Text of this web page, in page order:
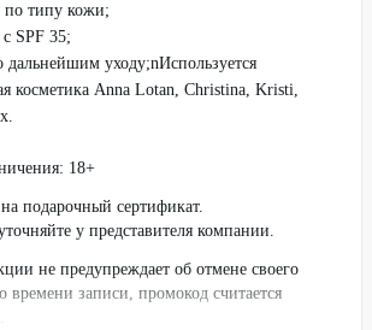
по типу кожи;
SPF 35;
дальнейшим уходу;nИспользуется
косметика Anna Lotan, Christina, Kristi,
18+
подарочный сертификат.
у представителя компании.
не предупреждает об отмене своего
времени записи, промокод считается